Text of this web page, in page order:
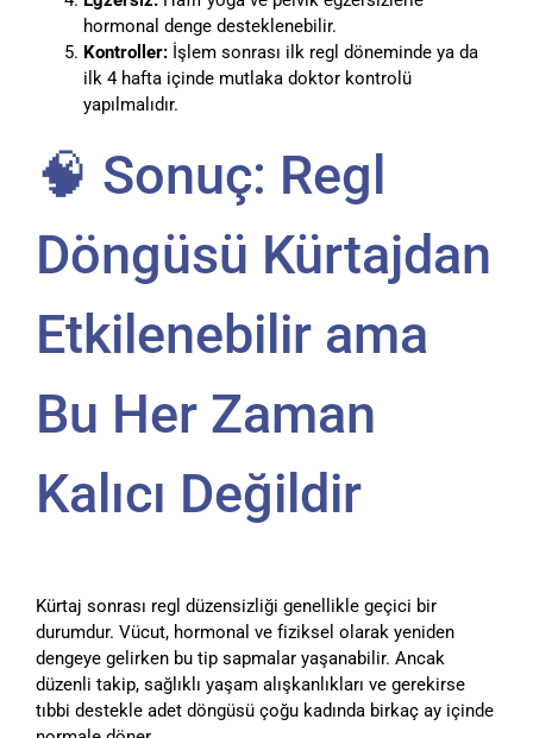
hormonal denge desteklenebilir.
Kontroller: İşlem sonrası ilk regl döneminde ya da
ilk 4 hafta içinde mutlaka doktor kontrolü
yapılmalıdır.
🧠 Sonuç: Regl
Döngüsü Kürtajdan
Etkilenebilir ama
Bu Her Zaman
Kalıcı Değildir
Kürtaj sonrası regl düzensizliği genellikle geçici bir
durumdur. Vücut, hormonal ve fiziksel olarak yeniden
dengeye gelirken bu tip sapmalar yaşanabilir. Ancak
düzenli takip, sağlıklı yaşam alışkanlıkları ve gerekirse
tıbbi destekle adet döngüsü çoğu kadında birkaç ay içinde